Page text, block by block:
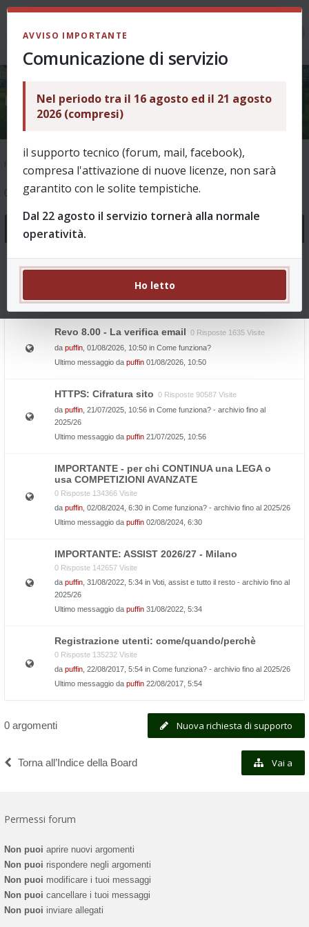
Bug e problemi vari
Indice
0 argomenti
Novità Revo 8.00 - Stagione 2026/27
0 Risposte 1603 Visite
, 01/08/2026, 10:52 inCome funziona?
Ultimo messaggio da puffin 01/08/2026, 10:52
Revo 8.00 - La verifica email 0 Risposte 1635 Visite
da puffin , 01/08/2026, 10:50 in Come funziona?
Ultimo messaggio da puffin 01/08/2026, 10:50
HTTPS: Cifratura sito 0 Risposte 90587 Visite
da puffin , 21/07/2025, 10:56 in Come funziona? - archivio fino al
2025/26
Ultimo messaggio da puffin 21/07/2025, 10:56
IMPORTANTE - per chi CONTINUA una LEGA o
usa COMPETIZIONI AVANZATE
0 Risposte 134366 Visite
da puffin , 02/08/2024, 6:30 in Come funziona? - archivio fino al 2025/26
Ultimo messaggio da puffin 02/08/2024, 6:30
IMPORTANTE: ASSIST 2026/27 - Milano
0 Risposte 142657 Visite
da puffin , 31/08/2022, 5:34 in Voti, assist e tutto il resto - archivio fino al
2025/26
Ultimo messaggio da puffin 31/08/2022, 5:34
Registrazione utenti: come/quando/perchè
0 Risposte 135232 Visite
da puffin , 22/08/2017, 5:54 in Come funziona? - archivio fino al 2025/26
Ultimo messaggio da puffin 22/08/2017, 5:54
Nuova richiesta di supporto
0 argomenti
Torna all’Indice della Board Vai a
Permessi forum
Non puoi aprire nuovi argomenti
Non puoi rispondere negli argomenti
Non puoi modificare i tuoi messaggi
Non puoi cancellare i tuoi messaggi
Non puoi inviare allegati
AVVISO IMPORTANTE
Comunicazione di servizio
Nel periodo tra il 16 agosto ed il 21 agosto
2026 (compresi)
il supporto tecnico (forum, mail, facebook),
compresa l'attivazione di nuove licenze, non sarà
garantito con le solite tempistiche.
Dal 22 agosto il servizio tornerà alla normale
operatività.
Ho letto